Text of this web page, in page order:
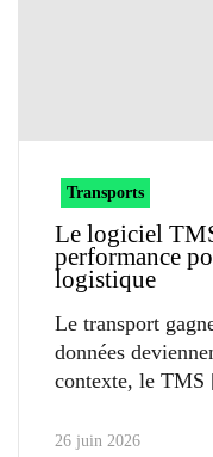
Transports
Le logiciel
performance
logistique
Le transport
données
contexte, le TMS
26 juin 2026